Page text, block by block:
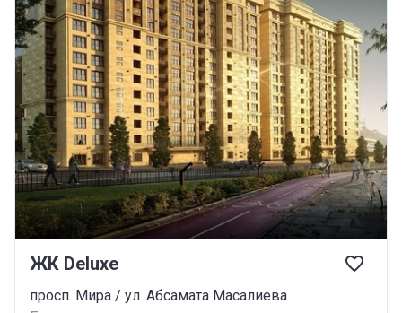
ЖК Deluxe
просп. Мира / ул. Абсамата Масалиева